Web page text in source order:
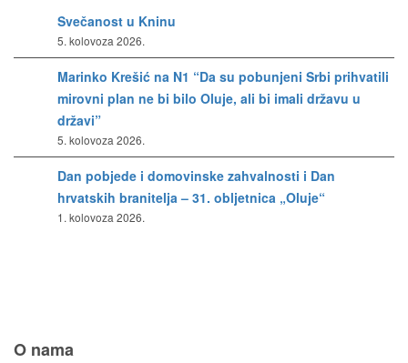
Svečanost u Kninu
5. kolovoza 2026.
Marinko Krešić na N1 “Da su pobunjeni Srbi prihvatili
mirovni plan ne bi bilo Oluje, ali bi imali državu u
državi”
5. kolovoza 2026.
Dan pobjede i domovinske zahvalnosti i Dan
hrvatskih branitelja – 31. obljetnica „Oluje“
1. kolovoza 2026.
O nama